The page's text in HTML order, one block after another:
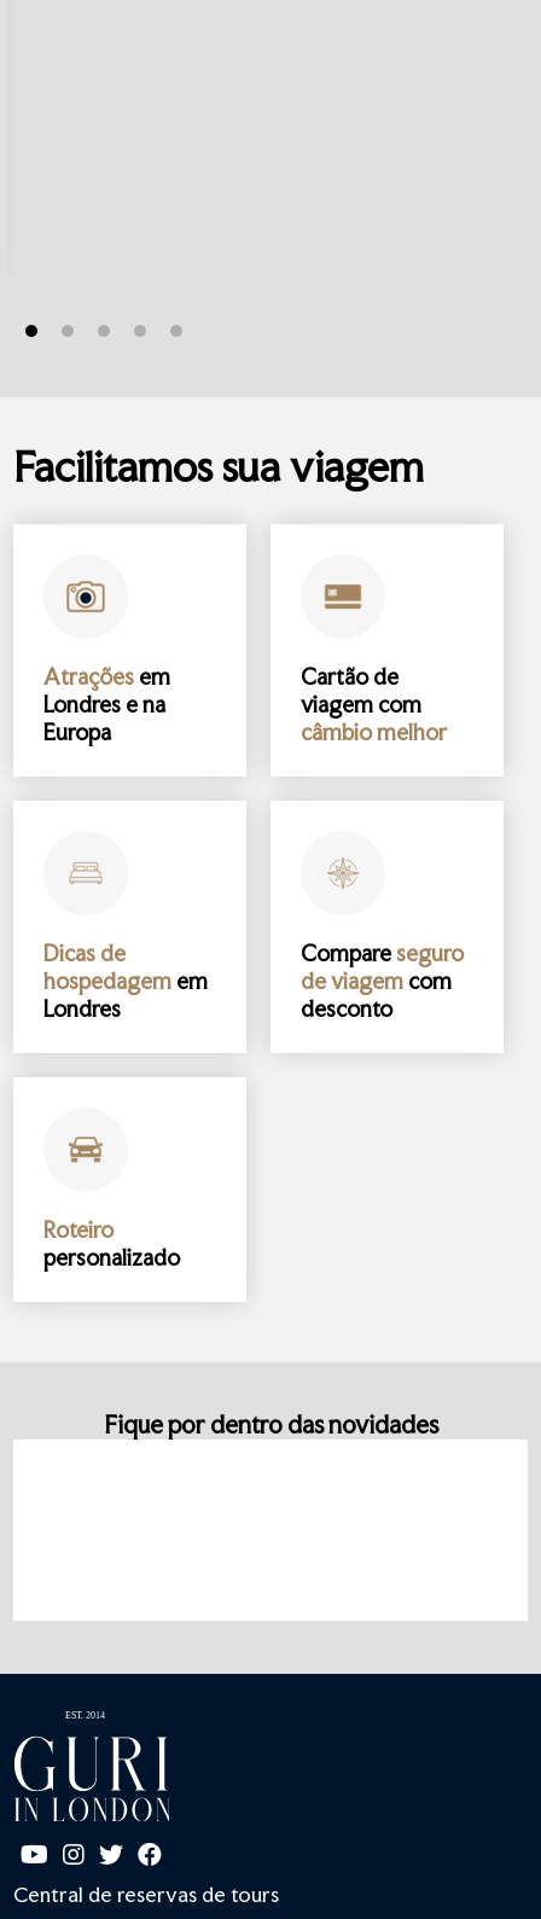
Facilitamos sua viagem
Atrações em
Londres e na
Europa
Cartão de
viagem com
câmbio melhor
Dicas de
hospedagem em
Londres
Compareseguro
de viagem com
desconto
Roteiro
personalizado
Fique por dentro das novidades
Central de reservas de tours